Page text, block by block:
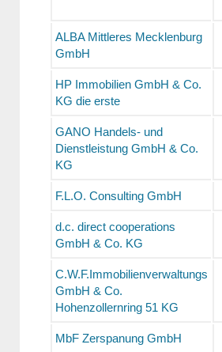
ALBA Mittleres Mecklenburg
GmbH
HP Immobilien GmbH & Co.
KG die erste
GANO Handels- und
Dienstleistung GmbH & Co.
KG
F.L.O. Consulting GmbH
d.c. direct cooperations
GmbH & Co. KG
C.W.F.Immobilienverwaltungs
GmbH & Co.
Hohenzollernring 51 KG
MbF Zerspanung GmbH